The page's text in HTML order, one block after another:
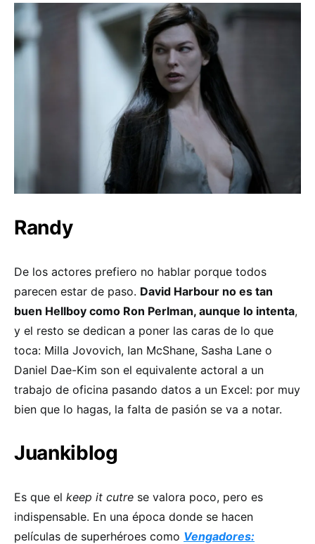
Randy
De los actores prefiero no hablar porque todos
parecen estar de paso. David Harbour no es tan
buen Hellboy como Ron Perlman, aunque lo intenta,
y el resto se dedican a poner las caras de lo que
toca: Milla Jovovich, Ian McShane, Sasha Lane o
Daniel Dae-Kim son el equivalente actoral a un
trabajo de oficina pasando datos a un Excel: por muy
bien que lo hagas, la falta de pasión se va a notar.
Juankiblog
Es que el keep it cutre se valora poco, pero es
indispensable. En una época donde se hacen
películas de superhéroes como Vengadores: